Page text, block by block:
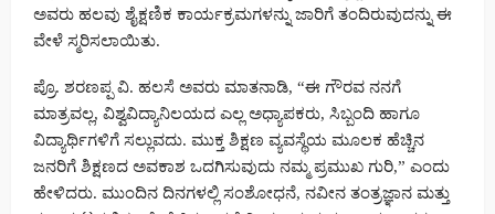
ಅವರು ಹಲವು ಶೈಕ್ಷಣಿಕ ಕಾರ್ಯಕ್ರಮಗಳನ್ನು ಜಾರಿಗೆ ತಂದಿರುವುದನ್ನು ಈ
ವೇಳೆ ಸ್ಮರಿಸಲಾಯಿತು.
ಪ್ರೊ. ಶರಣಪ್ಪ ವಿ. ಹಲಸೆ ಅವರು ಮಾತನಾಡಿ, “ಈ ಗೌರವ ನನಗೆ
ಮಾತ್ರವಲ್ಲ, ವಿಶ್ವವಿದ್ಯಾನಿಲಯದ ಎಲ್ಲ ಅಧ್ಯಾಪಕರು, ಸಿಬ್ಬಂದಿ ಹಾಗೂ
ವಿದ್ಯಾರ್ಥಿಗಳಿಗೆ ಸಲ್ಲುವದು. ಮುಕ್ತ ಶಿಕ್ಷಣ ವ್ಯವಸ್ಥೆಯ ಮೂಲಕ ಹೆಚ್ಚಿನ
ಜನರಿಗೆ ಶಿಕ್ಷಣದ ಅವಕಾಶ ಒದಗಿಸುವುದು ನಮ್ಮ ಪ್ರಮುಖ ಗುರಿ,” ಎಂದು
ಹೇಳಿದರು. ಮುಂದಿನ ದಿನಗಳಲ್ಲಿ ಸಂಶೋಧನೆ, ನವೀನ ತಂತ್ರಜ್ಞಾನ ಮತ್ತು